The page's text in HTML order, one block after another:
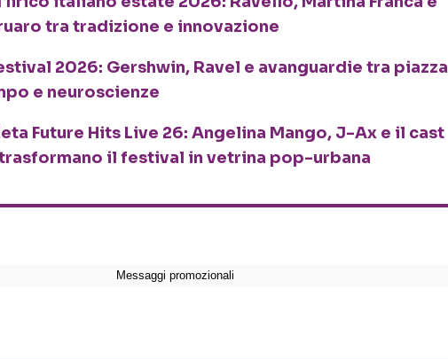
tra tradizione e innovazione
2026: Gershwin, Ravel e avanguardie tra piazza
e neuroscienze
Future Hits Live 26: Angelina Mango, J-Ax e il cast
il festival in vetrina pop-urbana